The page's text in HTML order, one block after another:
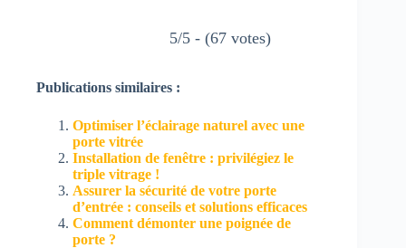
5/5 - (67 votes)
Publications similaires :
Optimiser l’éclairage naturel avec une
porte vitrée
Installation de fenêtre : privilégiez le
triple vitrage !
Assurer la sécurité de votre porte
d’entrée : conseils et solutions efficaces
Comment démonter une poignée de
porte ?